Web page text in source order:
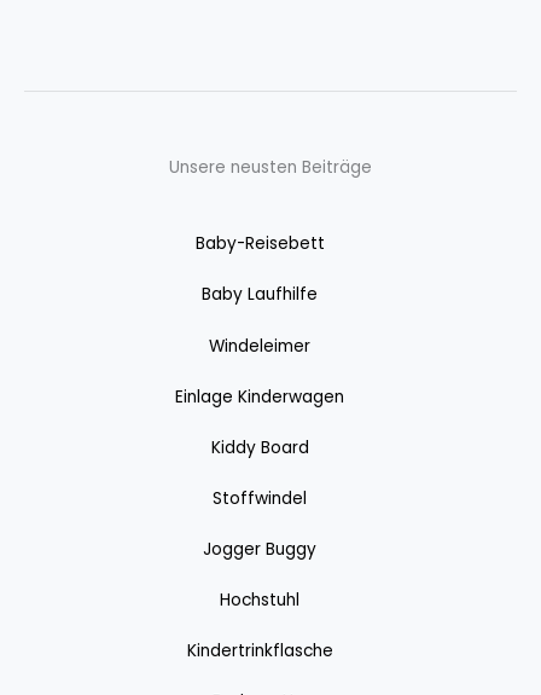
Unsere neusten Beiträge
Baby-Reisebett
Baby Laufhilfe
Windeleimer
Einlage Kinderwagen
Kiddy Board
Stoffwindel
Jogger Buggy
Hochstuhl
Kindertrinkflasche